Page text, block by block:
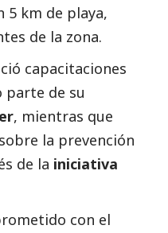
5 km de playa,
de la zona.
capacitaciones
parte de su
, mientras que
la prevención
de la iniciativa
con el